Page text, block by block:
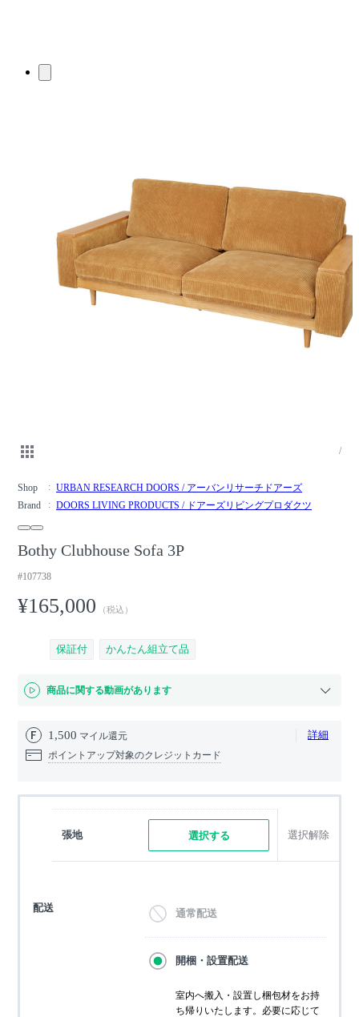
/
Shop
URBAN RESEARCH DOORS / アーバンリサーチドアーズ
Brand
DOORS LIVING PRODUCTS / ドアーズリビングプロダクツ
Bothy Clubhouse Sofa 3P
#107738
¥165,000 （税込）
保証付 かんたん組立て品
商品に関する動画があります
1,500 マイル還元 詳細
ポイントアップ対象のクレジットカード
張地 選択する 選択解除
配送 通常配送
開梱・設置配送
室内へ搬入・設置し梱包材をお持
ち帰りいたします。必要に応じて